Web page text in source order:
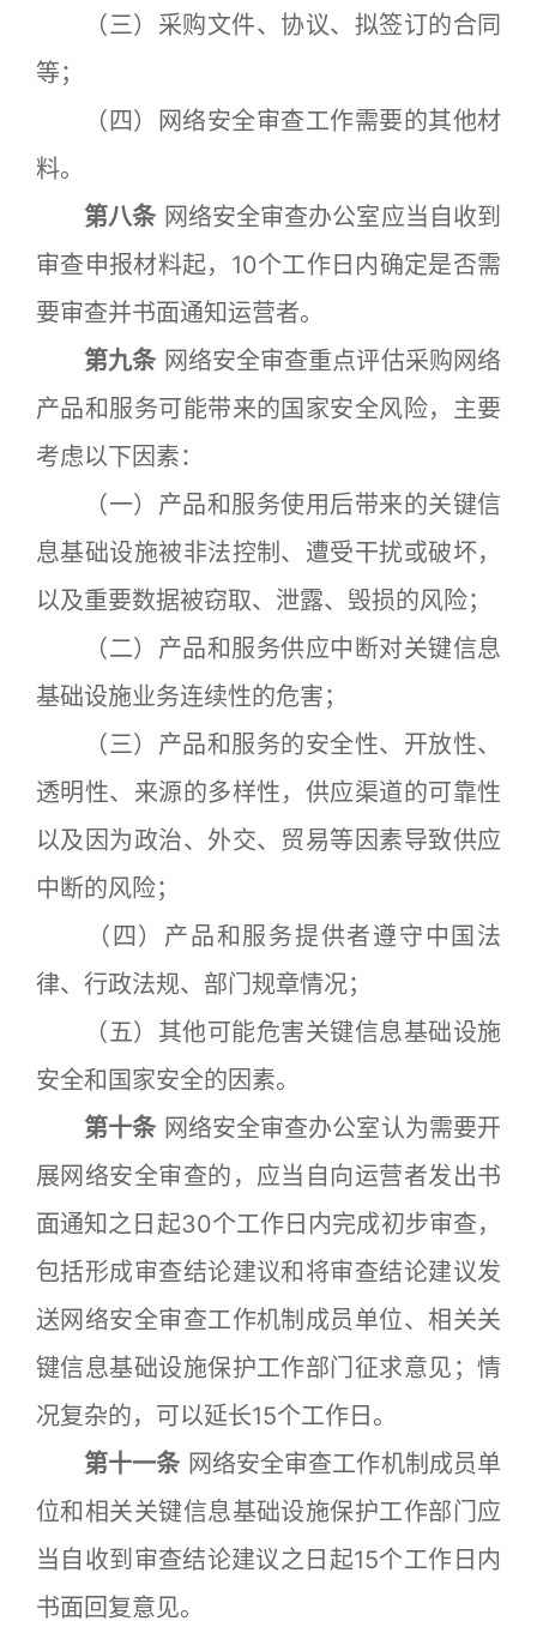
（三）采购文件、协议、拟签订的合同
等；
（四）网络安全审查工作需要的其他材
料。
第八条 网络安全审查办公室应当自收到
审查申报材料起，10个工作日内确定是否需
要审查并书面通知运营者。
第九条 网络安全审查重点评估采购网络
产品和服务可能带来的国家安全风险，主要
考虑以下因素：
（一）产品和服务使用后带来的关键信
息基础设施被非法控制、遭受干扰或破坏，
以及重要数据被窃取、泄露、毁损的风险；
（二）产品和服务供应中断对关键信息
基础设施业务连续性的危害；
（三）产品和服务的安全性、开放性、
透明性、来源的多样性，供应渠道的可靠性
以及因为政治、外交、贸易等因素导致供应
中断的风险；
（四）产品和服务提供者遵守中国法
律、行政法规、部门规章情况；
（五）其他可能危害关键信息基础设施
安全和国家安全的因素。
第十条 网络安全审查办公室认为需要开
展网络安全审查的，应当自向运营者发出书
面通知之日起30个工作日内完成初步审查，
包括形成审查结论建议和将审查结论建议发
送网络安全审查工作机制成员单位、相关关
键信息基础设施保护工作部门征求意见；情
况复杂的，可以延长15个工作日。
第十一条 网络安全审查工作机制成员单
位和相关关键信息基础设施保护工作部门应
当自收到审查结论建议之日起15个工作日内
书面回复意见。